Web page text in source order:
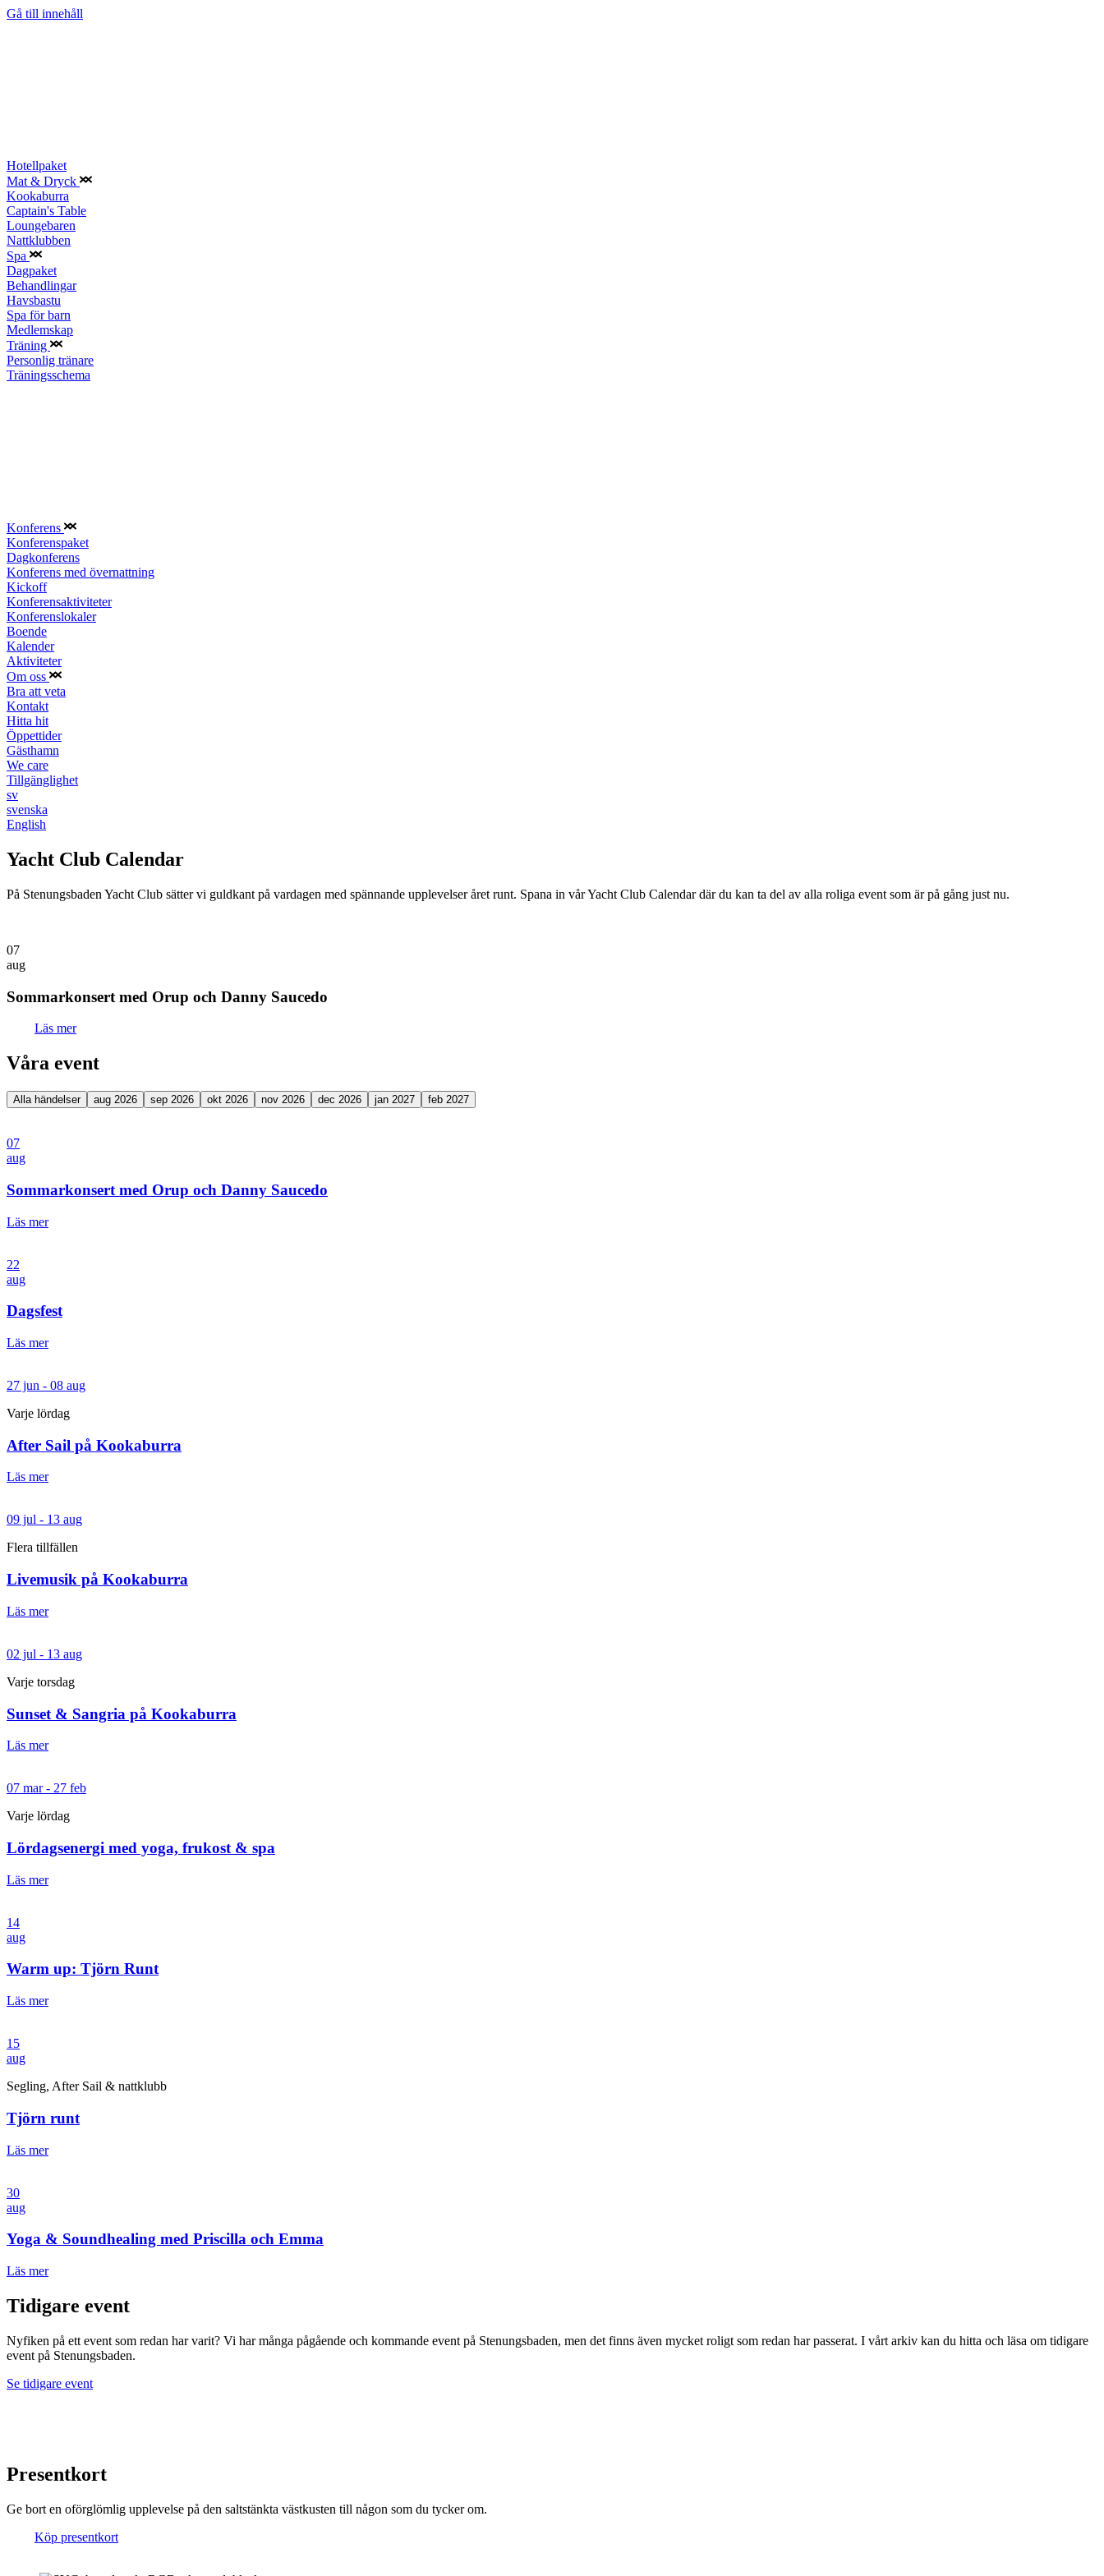
Gå till innehåll
Hotellpaket
Mat & Dryck
Kookaburra
Captain's Table
Loungebaren
Nattklubben
Spa
Dagpaket
Behandlingar
Havsbastu
Spa för barn
Medlemskap
Träning
Personlig tränare
Träningsschema
Konferens
Konferenspaket
Dagkonferens
Konferens med övernattning
Kickoff
Konferensaktiviteter
Konferenslokaler
Boende
Kalender
Aktiviteter
Om oss
Bra att veta
Kontakt
Hitta hit
Öppettider
Gästhamn
We care
Tillgänglighet
sv
svenska
English
Yacht Club Calendar
På Stenungsbaden Yacht Club sätter vi guldkant på vardagen med spännande upplevelser året runt. Spana in vår Yacht Club Calendar där du kan ta del av alla roliga event som är på gång just nu.
07
aug
Sommarkonsert med Orup och Danny Saucedo
Läs mer
Våra event
Alla händelser aug 2026 sep 2026 okt 2026 nov 2026 dec 2026 jan 2027 feb 2027
07
aug
Sommarkonsert med Orup och Danny Saucedo
Läs mer
22
aug
Dagsfest
Läs mer
27 jun - 08 aug
Varje lördag
After Sail på Kookaburra
Läs mer
09 jul - 13 aug
Flera tillfällen
Livemusik på Kookaburra
Läs mer
02 jul - 13 aug
Varje torsdag
Sunset & Sangria på Kookaburra
Läs mer
07 mar - 27 feb
Varje lördag
Lördagsenergi med yoga, frukost & spa
Läs mer
14
aug
Warm up: Tjörn Runt
Läs mer
15
aug
Segling, After Sail & nattklubb
Tjörn runt
Läs mer
30
aug
Yoga & Soundhealing med Priscilla och Emma
Läs mer
Tidigare event
Nyfiken på ett event som redan har varit? Vi har många pågående och kommande event på Stenungsbaden, men det finns även mycket roligt som redan har passerat. I vårt arkiv kan du hitta och läsa om tidigare
event på Stenungsbaden.
Se tidigare event
Presentkort
Ge bort en oförglömlig upplevelse på den saltstänkta västkusten till någon som du tycker om.
Köp presentkort